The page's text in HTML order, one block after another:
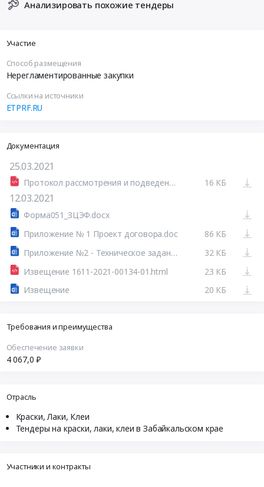
Анализировать похожие тендеры
Участие
Способ размещения
Нерегламентированные закупки
Ссылки на источники
ETPRF.RU
Документация
25.03.2021
Протокол рассмотрения и подведения итогов закупки.html 16 КБ
12.03.2021
Форма051_ЗЦЭФ.docx
Приложение № 1 Проект договора.doc
86 КБ
Приложение №2 - Техническое задание U2054+GPLS.docx
32 КБ
Извещение 1611-2021-00134-01.html
23 КБ
Извещение
20 КБ
Требования и преимущества
Обеспечение заявки
4 067,0 ₽
Отрасль
Краски, Лаки, Клеи
Тендеры на краски, лаки, клеи в Забайкальском крае
Участники и контракты